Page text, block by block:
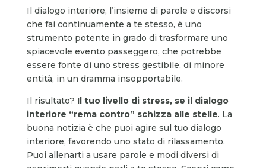
Il dialogo interiore, l’insieme di parole e discorsi
che fai continuamente a te stesso, è uno
strumento potente in grado di trasformare uno
spiacevole evento passeggero, che potrebbe
essere fonte di uno stress gestibile, di minore
entità, in un dramma insopportabile.
Il risultato? Il tuo livello di stress, se il dialogo
interiore “rema contro” schizza alle stelle. La
buona notizia è che puoi agire sul tuo dialogo
interiore, favorendo uno stato di rilassamento.
Puoi allenarti a usare parole e modi diversi di